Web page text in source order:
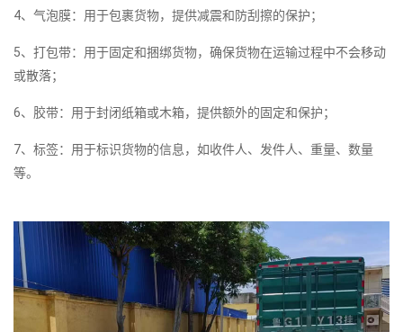
4、气泡膜：用于包裹货物，提供减震和防刮擦的保护；
5、打包带：用于固定和捆绑货物，确保货物在运输过程中不会移动
或散落；
6、胶带：用于封闭纸箱或木箱，提供额外的固定和保护；
7、标签：用于标识货物的信息，如收件人、发件人、重量、数量
等。